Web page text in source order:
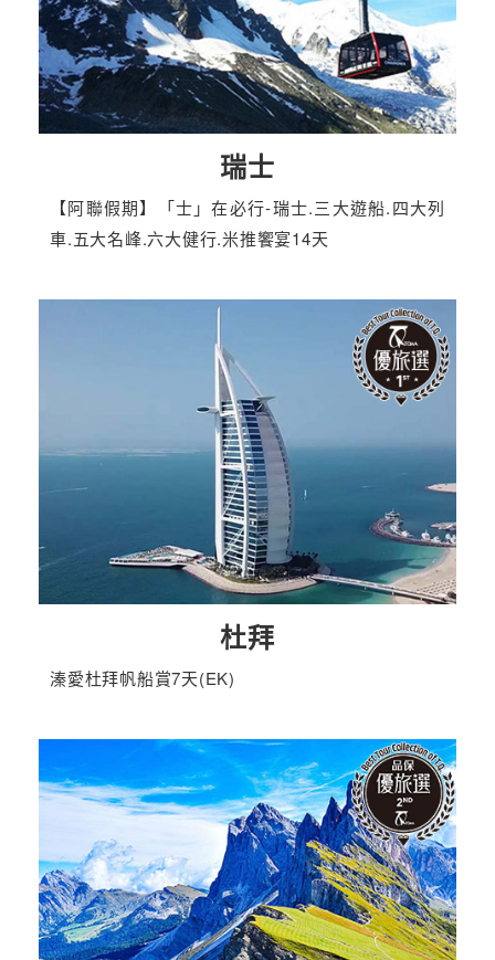
瑞士
【阿聯假期】「士」在必行-瑞士.三大遊船.四大列
車.五大名峰.六大健行.米推饗宴14天
杜拜
溱愛杜拜帆船賞7天(EK)